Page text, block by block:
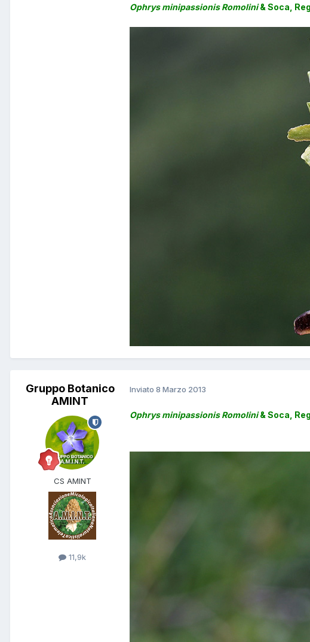
Ophrys minipassionis Romolini& Soca,
Gruppo Botanico
AMINT
CS AMINT
11,9k
Inviato 8 Marzo 2013
Ophrys minipassionis Romolini& Soca,